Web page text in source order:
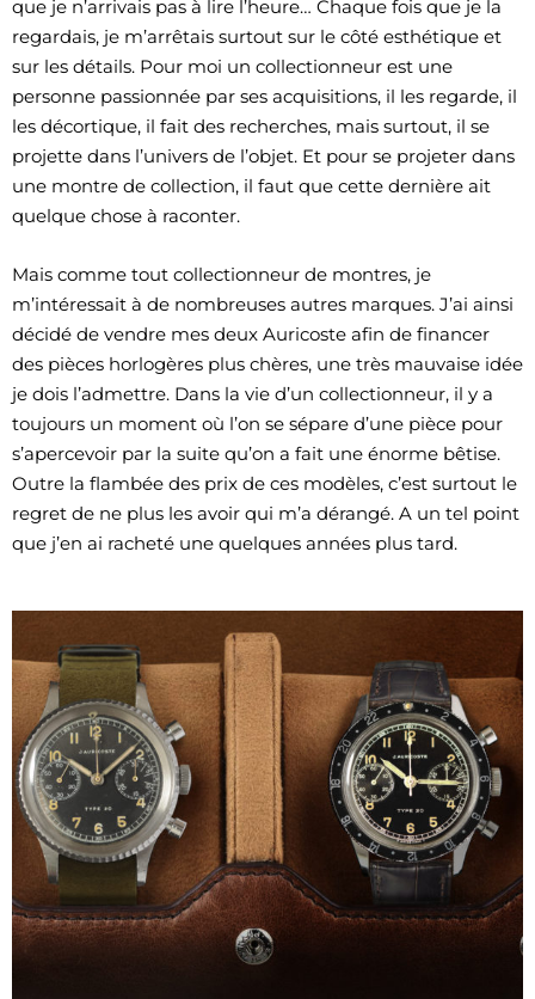
que je n’arrivais pas à lire l’heure… Chaque fois que je la
regardais, je m’arrêtais surtout sur le côté esthétique et
sur les détails. Pour moi un collectionneur est une
personne passionnée par ses acquisitions, il les regarde, il
les décortique, il fait des recherches, mais surtout, il se
projette dans l’univers de l’objet. Et pour se projeter dans
une montre de collection, il faut que cette dernière ait
quelque chose à raconter.
Mais comme tout collectionneur de montres, je
m’intéressait à de nombreuses autres marques. J’ai ainsi
décidé de vendre mes deux Auricoste afin de financer
des pièces horlogères plus chères, une très mauvaise idée
je dois l’admettre. Dans la vie d’un collectionneur, il y a
toujours un moment où l’on se sépare d’une pièce pour
s’apercevoir par la suite qu’on a fait une énorme bêtise.
Outre la flambée des prix de ces modèles, c’est surtout le
regret de ne plus les avoir qui m’a dérangé. A un tel point
que j’en ai racheté une quelques années plus tard.